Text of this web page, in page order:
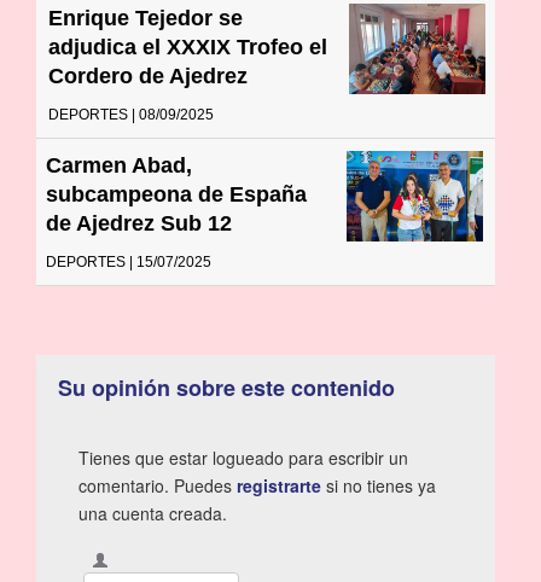
Enrique Tejedor se
adjudica el XXXIX Trofeo el
Cordero de Ajedrez
DEPORTES | 08/09/2025
Carmen Abad,
subcampeona de España
de Ajedrez Sub 12
DEPORTES | 15/07/2025
Su opinión sobre este contenido
Tienes que estar logueado para escribir un
comentario. Puedes registrarte si no tienes ya
una cuenta creada.